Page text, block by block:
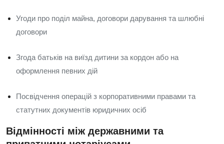
Угоди про поділ майна, договори дарування та шлюбні
договори
Згода батьків на виїзд дитини за кордон або на
оформлення певних дій
Посвідчення операцій з корпоративними правами та
статутних документів юридичних осіб
Відмінності між державними та